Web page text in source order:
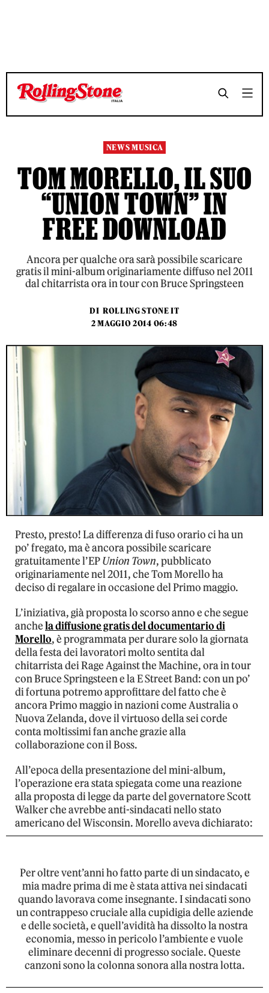
TEMPO DI LETTURA 3 MINUTI SHARE
TEMPO DI LETTURA 3 MINUTI SHARE
NEWS MUSICA
TOM MORELLO, IL SUO
“UNION TOWN” IN
FREE DOWNLOAD
Ancora per qualche ora sarà possibile scaricare
gratis il mini-album originariamente diffuso nel 2011
dal chitarrista ora in tour con Bruce Springsteen
DI ROLLING STONE IT
2 MAGGIO 2014 06:48
Presto, presto! La differenza di fuso orario ci ha un
po’ fregato, ma è ancora possibile scaricare
gratuitamente l’EPUnion Town, pubblicato
originariamente nel 2011, che Tom Morello ha
deciso di regalare in occasione del Primo maggio.
L’iniziativa, già proposta lo scorso anno e che segue
anchela diffusione gratis del documentario di
Morello, è programmata per durare solo la giornata
della festa dei lavoratori molto sentita dal
chitarrista dei Rage Against the Machine, ora in tour
con Bruce Springsteen e la E Street Band: con un po’
di fortuna potremo approfittare del fatto che è
ancora Primo maggio in nazioni come Australia o
Nuova Zelanda, dove il virtuoso della sei corde
conta moltissimi fan anche grazie alla
collaborazione con il Boss.
All’epoca della presentazione del mini-album,
l’operazione era stata spiegata come una reazione
alla proposta di legge da parte del governatore Scott
Walker che avrebbe anti-sindacati nello stato
americano del Wisconsin. Morello aveva dichiarato:
Per oltre vent’anni ho fatto parte di un sindacato, e
mia madre prima di me è stata attiva nei sindacati
quando lavorava come insegnante. I sindacati sono
un contrappeso cruciale alla cupidigia delle aziende
e delle società, e quell’avidità ha dissolto la nostra
economia, messo in pericolo l’ambiente e vuole
eliminare decenni di progresso sociale. Queste
canzoni sono la colonna sonora alla nostra lotta.